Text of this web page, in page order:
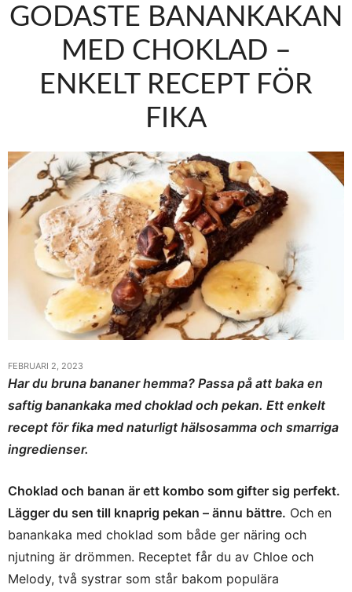
GODASTE BANANKAKAN
MED CHOKLAD –
ENKELT RECEPT FÖR
FIKA
FEBRUARI 2, 2023
Har du bruna bananer hemma? Passa på att baka en
saftig banankaka med choklad och pekan. Ett enkelt
recept för fika med naturligt hälsosamma och smarriga
ingredienser.
Choklad och banan är ett kombo som gifter sig perfekt.
Lägger du sen till knaprig pekan – ännu bättre. Och en
banankaka med choklad som både ger näring och
njutning är drömmen. Receptet får du av Chloe och
Melody, två systrar som står bakom populära